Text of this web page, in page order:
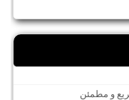
و مطمئن